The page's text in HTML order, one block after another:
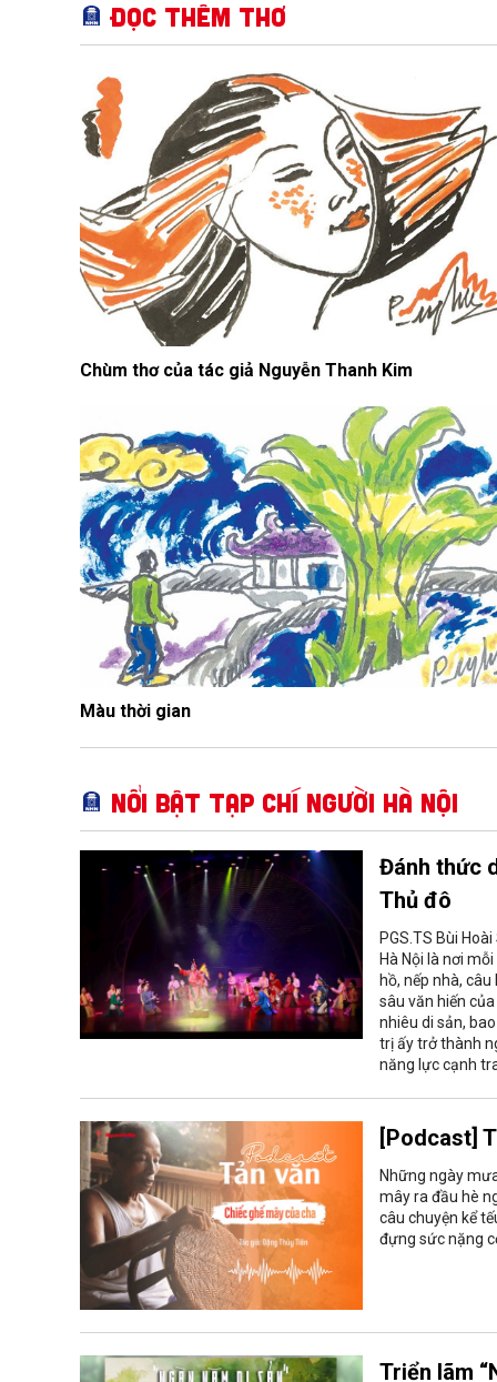
Đọc thêm Thơ
Chùm thơ của tác giả Nguyễn Thanh Kim
Màu thời gian
Nổi bật Tạp chí Người Hà Nội
Đánh thức
Thủ đô
PGS.TS Bùi
Hà Nội là nơi
hồ, nếp nhà,
sâu văn hiến
nhiêu di sản,
trị ấy trở thành
năng lực cạnh
[Podcast]
Những ngày
mây ra đầu hè
câu chuyện kể
đựng sức nặng
Triển lãm